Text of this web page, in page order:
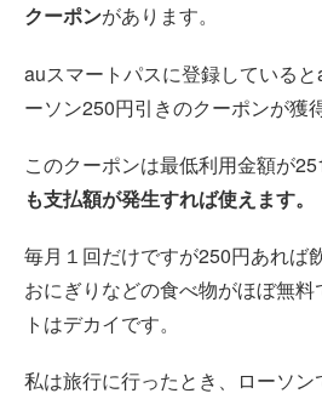
クーポンがあります。
auスマートパスに登録している
ーソン250円引きのクーポンが獲
このクーポンは最低利用金額が
も支払額が発生すれば使えます。
毎月１回だけですが250円あれば
おにぎりなどの食べ物がほぼ無
トはデカイです。
私は旅行に行ったとき、ローソ